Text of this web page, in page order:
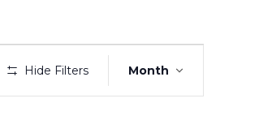
Hide Filters Month